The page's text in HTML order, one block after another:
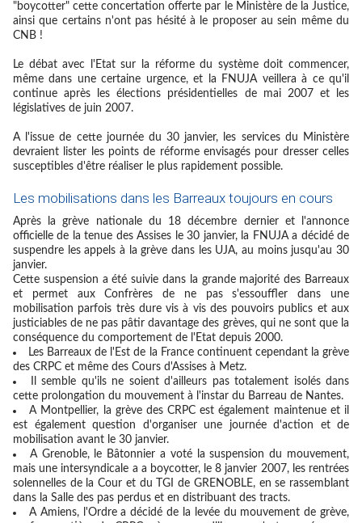
"boycotter" cette concertation offerte par le Ministère de la Justice,
ainsi que certains n'ont pas hésité à le proposer au sein même du
CNB !
Le débat avec l'Etat sur la réforme du système doit commencer,
même dans une certaine urgence, et la FNUJA veillera à ce qu'il
continue après les élections présidentielles de mai 2007 et les
législatives de juin 2007.
A l'issue de cette journée du 30 janvier, les services du Ministère
devraient lister les points de réforme envisagés pour dresser celles
susceptibles d'être réaliser le plus rapidement possible.
Les mobilisations dans les Barreaux toujours en cours
Après la grève nationale du 18 décembre dernier et l'annonce
officielle de la tenue des Assises le 30 janvier, la FNUJA a décidé de
suspendre les appels à la grève dans les UJA, au moins jusqu'au 30
janvier.
Cette suspension a été suivie dans la grande majorité des Barreaux
et permet aux Confrères de ne pas s'essouffler dans une
mobilisation parfois très dure vis à vis des pouvoirs publics et aux
justiciables de ne pas pâtir davantage des grèves, qui ne sont que la
conséquence du comportement de l'Etat depuis 2000.
Les Barreaux de l'Est de la France continuent cependant la grève
des CRPC et même des Cours d'Assises à Metz.
Il semble qu'ils ne soient d'ailleurs pas totalement isolés dans
cette prolongation du mouvement à l'instar du Barreau de Nantes.
A Montpellier, la grève des CRPC est également maintenue et il
est également question d'organiser une journée d'action et de
mobilisation avant le 30 janvier.
A Grenoble, le Bâtonnier a voté la suspension du mouvement,
mais une intersyndicale a a boycotter, le 8 janvier 2007, les rentrées
solennelles de la Cour et du TGI de GRENOBLE, en se rassemblant
dans la Salle des pas perdus et en distribuant des tracts.
A Amiens, l'Ordre a décidé de la levée du mouvement de grève,